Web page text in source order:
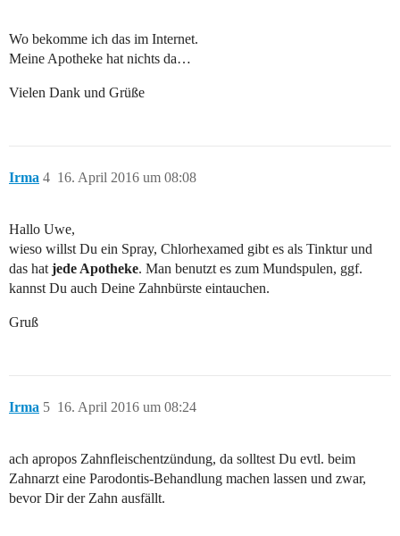
Wo bekomme ich das im Internet.
Meine Apotheke hat nichts da…
Vielen Dank und Grüße
Irma 16. April 2016 um 08:08
4
Hallo Uwe,
wieso willst Du ein Spray, Chlorhexamed gibt es als Tinktur und
das hat jede Apotheke. Man benutzt es zum Mundspulen, ggf.
kannst Du auch Deine Zahnbürste eintauchen.
Gruß
Irma 16. April 2016 um 08:24
5
ach apropos Zahnfleischentzündung, da solltest Du evtl. beim
Zahnarzt eine Parodontis-Behandlung machen lassen und zwar,
bevor Dir der Zahn ausfällt.